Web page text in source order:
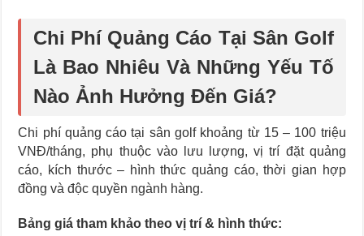
Chi Phí Quảng Cáo Tại Sân Golf
Là Bao Nhiêu Và Những Yếu Tố
Nào Ảnh Hưởng Đến Giá?
Chi phí quảng cáo tại sân golf khoảng từ 15 – 100 triệu
VNĐ/tháng, phụ thuộc vào lưu lượng, vị trí đặt quảng
cáo, kích thước – hình thức quảng cáo, thời gian hợp
đồng và độc quyền ngành hàng.
Bảng giá tham khảo theo vị trí & hình thức: